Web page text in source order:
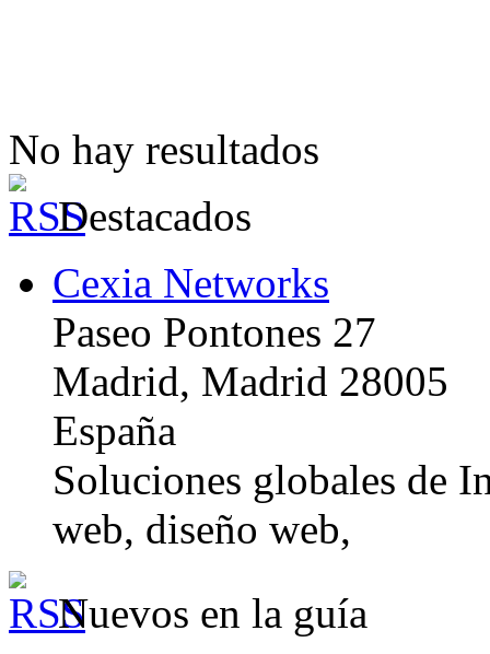
No hay resultados
Destacados
Cexia Networks
Paseo Pontones 27
Madrid, Madrid 28005
España
Soluciones globales de
web, diseño web,
Nuevos en la guía